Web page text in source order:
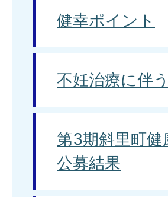
健幸ポイント
不妊治療に伴
第3期斜里町
公募結果